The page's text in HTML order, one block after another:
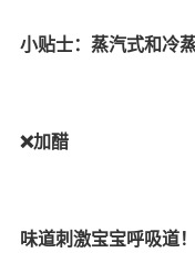
小贴士：蒸汽式和冷
❌加醋
味道刺激宝宝呼吸道！